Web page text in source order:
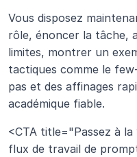
Vous disposez
rôle, énoncer la tâche,
limites, montrer un
tactiques comme le
pas et des affinages
académique fiable.
<CTA title="Passez à
flux de travail de